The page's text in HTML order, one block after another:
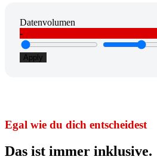
Datenvolumen
‐
Apply
Egal wie du dich entscheidest
Das ist immer inklusive.